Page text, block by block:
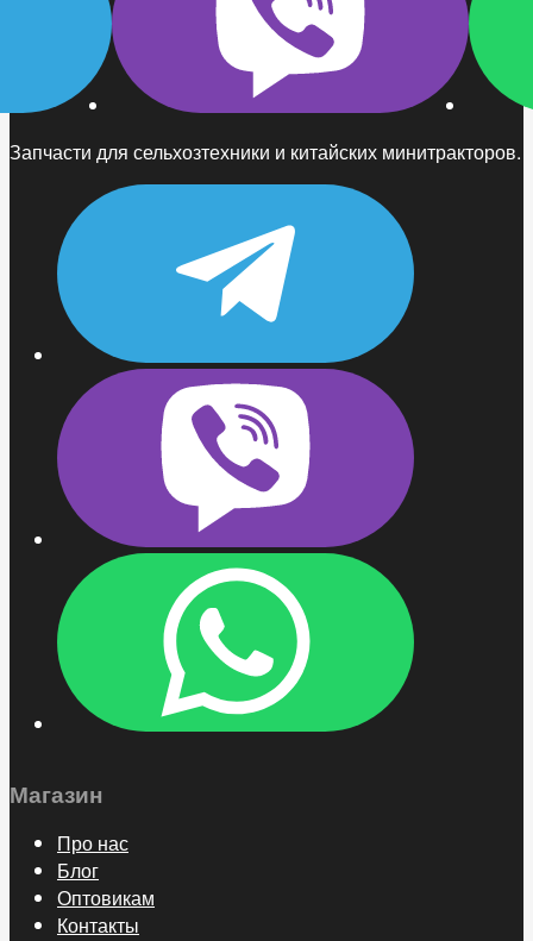
Запчасти для сельхозтехники и китайских минитракторов.
Магазин
Про нас
Блог
Оптовикам
Контакты